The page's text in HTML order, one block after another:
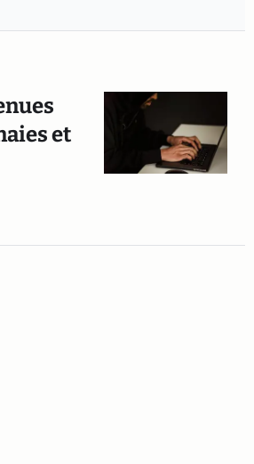
et